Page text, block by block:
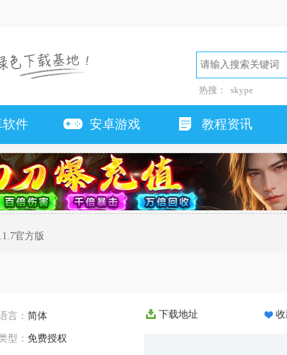
热搜： skype
软件 安卓游戏 教程资讯
官方版
言： 简体
型： 免费授权
下载地址